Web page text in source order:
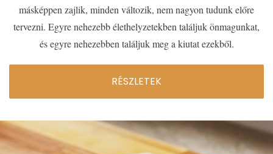
másképpen zajlik, minden változik, nem nagyon tudunk előre
tervezni. Egyre nehezebb élethelyzetekben találjuk önmagunkat,
és egyre nehezebben találjuk meg a kiutat ezekből.
RÉSZLETEK